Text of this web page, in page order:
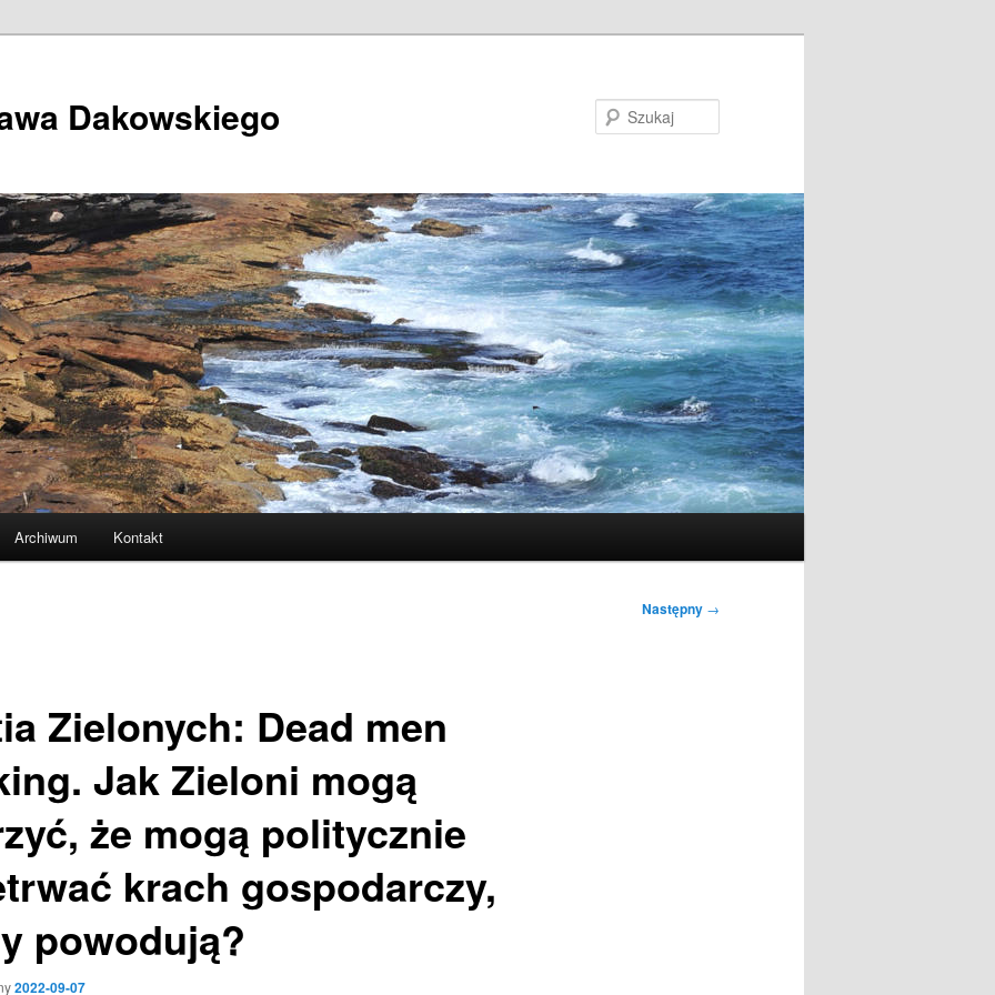
Dakowskiego
Archiwum Kontakt
Następny →
Zielonych: Dead men
Jak Zieloni mogą
że mogą politycznie
krach gospodarczy,
powodują?
2022-09-07